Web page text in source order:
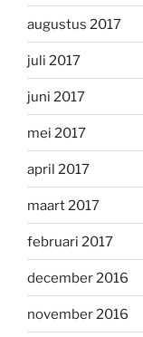
augustus 2017
juli 2017
juni 2017
mei 2017
april 2017
maart 2017
februari 2017
december 2016
november 2016